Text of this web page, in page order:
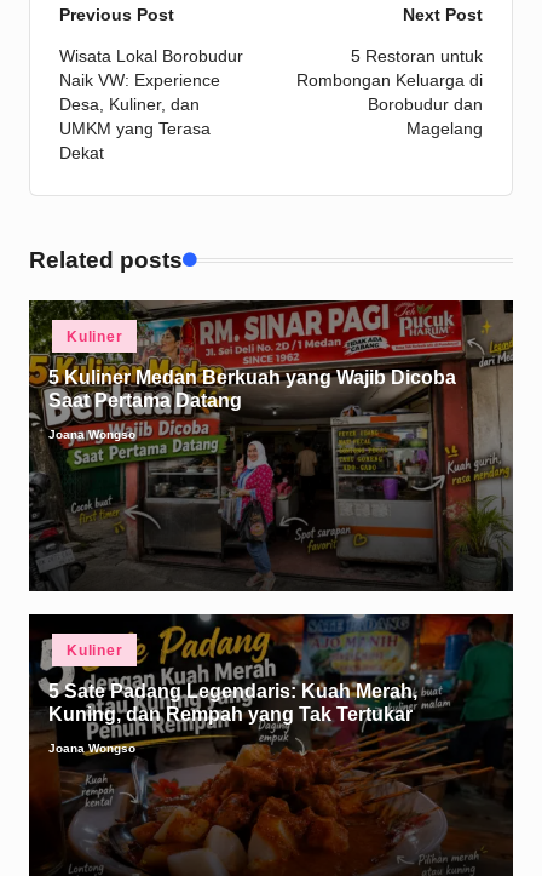
Post
navigation
Previous Post
Wisata Lokal Borobudur
Naik VW: Experience
Desa, Kuliner, dan
UMKM yang Terasa
Dekat
Next Post
5 Restoran untuk
Rombongan Keluarga di
Borobudur dan
Magelang
Related posts
in
Kuliner
5 Kuliner Medan Berkuah yang Wajib Dicoba
Saat Pertama Datang
Posted
Joana Wongso
Posted
in
Kuliner
5 Sate Padang Legendaris: Kuah Merah,
Kuning, dan Rempah yang Tak Tertukar
Posted
by
Joana Wongso